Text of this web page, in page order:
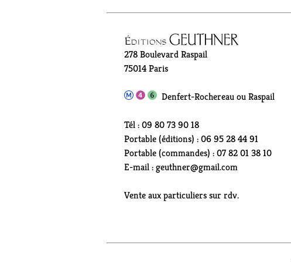
278 Boulevard Raspail
75014 Paris
Denfert-Rochereau ou Raspail
Tél : 09 80 73 90 18
Portable (éditions) : 06 95 28 44 91
Portable (commandes) : 07 82 01 38 10
E-mail : geuthner@gmail.com
Vente aux particuliers sur rdv.